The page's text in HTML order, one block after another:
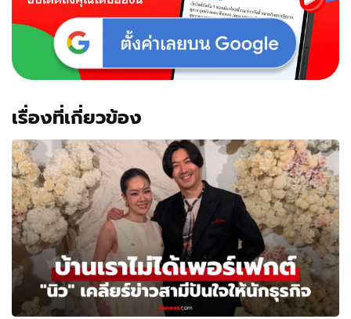
เรื่องที่เกี่ยวข้อง